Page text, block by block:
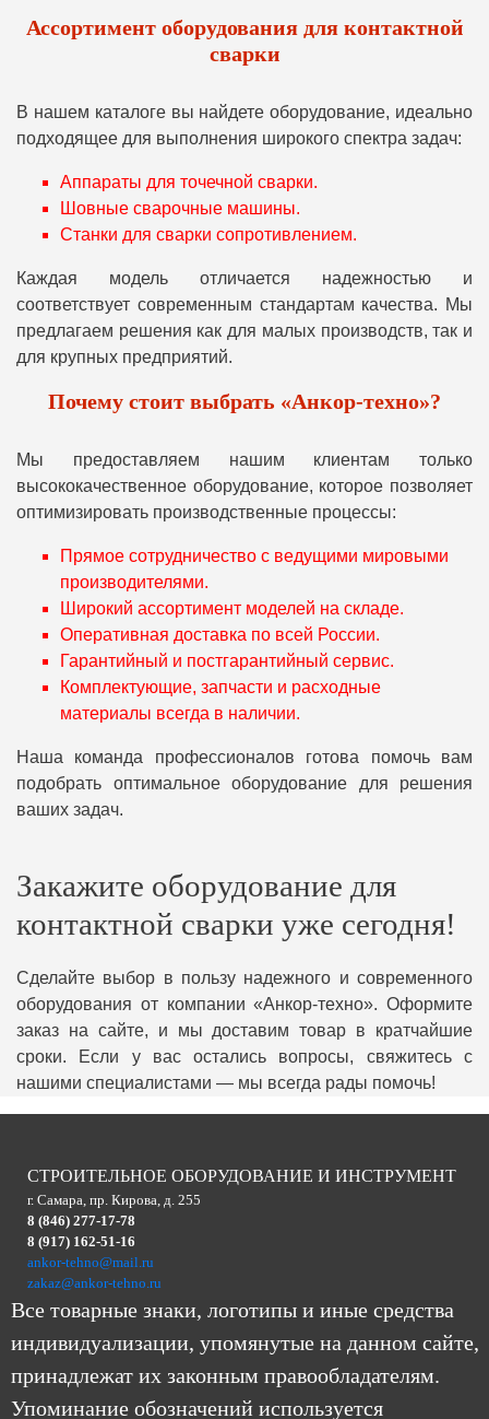
Ассортимент оборудования для контактной
сварки
В нашем каталоге вы найдете оборудование, идеально
подходящее для выполнения широкого спектра задач:
Аппараты для точечной сварки.
Шовные сварочные машины.
Станки для сварки сопротивлением.
Каждая модель отличается надежностью и
соответствует современным стандартам качества. Мы
предлагаем решения как для малых производств, так и
для крупных предприятий.
Почему стоит выбрать «Анкор-техно»?
Мы предоставляем нашим клиентам только
высококачественное оборудование, которое позволяет
оптимизировать производственные процессы:
Прямое сотрудничество с ведущими мировыми
производителями.
Широкий ассортимент моделей на складе.
Оперативная доставка по всей России.
Гарантийный и постгарантийный сервис.
Комплектующие, запчасти и расходные
материалы всегда в наличии.
Наша команда профессионалов готова помочь вам
подобрать оптимальное оборудование для решения
ваших задач.
Закажите оборудование для
контактной сварки уже сегодня!
Сделайте выбор в пользу надежного и современного
оборудования от компании «Анкор-техно». Оформите
заказ на сайте, и мы доставим товар в кратчайшие
сроки. Если у вас остались вопросы, свяжитесь с
нашими специалистами — мы всегда рады помочь!
СТРОИТЕЛЬНОЕ ОБОРУДОВАНИЕ И ИНСТРУМЕНТ
г. Самара, пр. Кирова, д. 255
8 (846) 277-17-78
8 (917) 162-51-16
ankor-tehno@mail.ru
zakaz@ankor-tehno.ru
Все товарные знаки, логотипы и иные средства
индивидуализации, упомянутые на данном сайте,
принадлежат их законным правообладателям.
Упоминание обозначений используется